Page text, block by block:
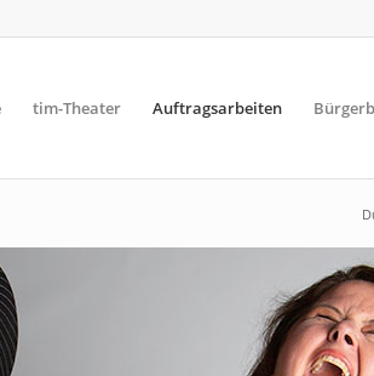
tim-Theater Auftragsarbeiten